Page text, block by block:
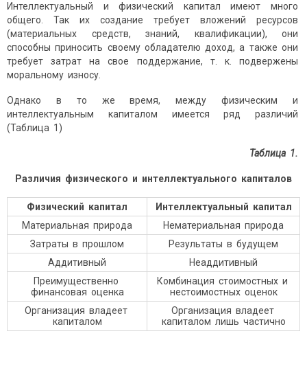
Интеллектуальный и физический капитал имеют много
общего. Так их создание требует вложений ресурсов
(материальных средств, знаний, квалификации), они
способны приносить своему обладателю доход, а также они
требует затрат на свое поддержание, т. к. подвержены
моральному износу.
Однако в то же время, между физическим и
интеллектуальным капиталом имеется ряд различий
(Таблица 1)
Таблица 1.
Различия физического и интеллектуального капиталов
Физический капитал
Интеллектуальный капитал
Материальная природа
Нематериальная природа
Затраты в прошлом
Результаты в будущем
Аддитивный
Неаддитивный
Преимущественно
финансовая оценка
Комбинация стоимостных и
нестоимостных оценок
Организация владеет
капиталом
Организация владеет
капиталом лишь частично